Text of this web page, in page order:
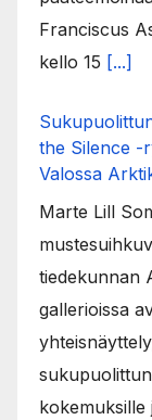
Franciscus
kello 15 [...]
the Silence -
Valossa
Marte Lill
tiedekunnan
gallerioissa
kokemuksille